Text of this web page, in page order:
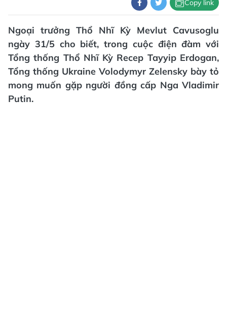
Copy link
Ngoại trưởng Thổ Nhĩ Kỳ Mevlut Cavusoglu
ngày 31/5 cho biết, trong cuộc điện đàm với
Tổng thống Thổ Nhĩ Kỳ Recep Tayyip Erdogan,
Tổng thống Ukraine Volodymyr Zelensky bày tỏ
mong muốn gặp người đồng cấp Nga Vladimir
Putin.